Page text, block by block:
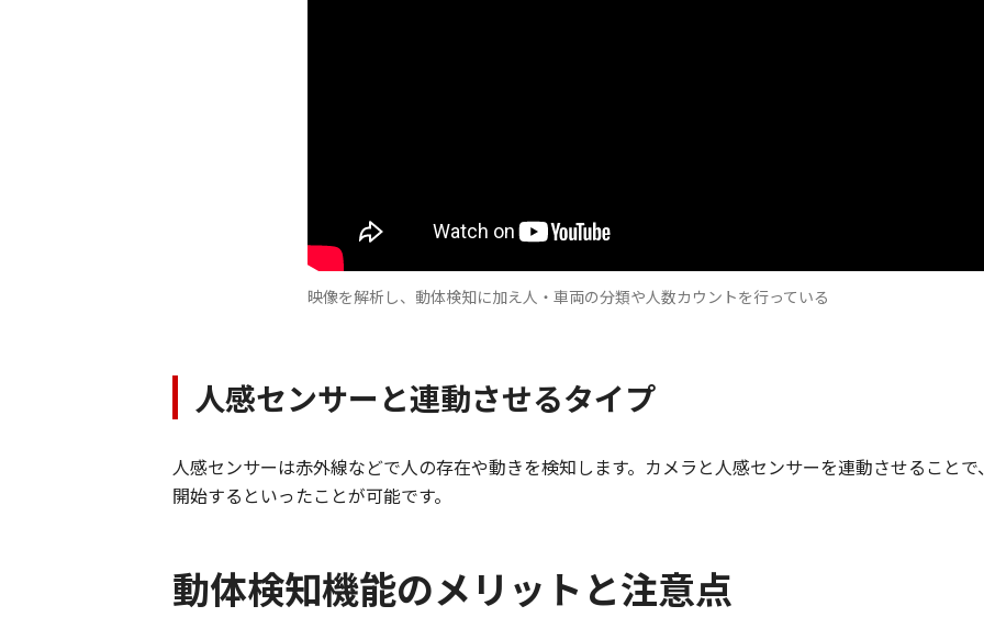
映像を解析し、動体検知に加え人・車両の分類や人数カウントを行っている
人感センサーと連動させるタイプ
人感センサーは赤外線などで人の存在や動きを検知します。カメラと人感センサーを連動させること
開始するといったことが可能です。
動体検知機能のメリットと注意点